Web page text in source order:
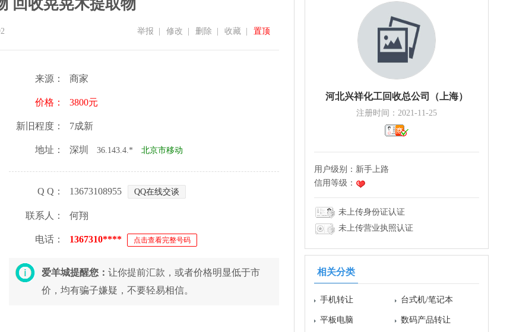
回收晃晃木提取物
置顶
收藏
删除
修改
举报
来源： 商家
价格： 3800元
新旧程度： 7成新
地址： 深圳 36.143.4.* 北京市移动
Q Q： 13673108955 QQ在线交谈
联系人： 何翔
电话： 1367310**** 点击查看完整号码
爱羊城提醒您： 让你提前汇款，或者价格明显低于市
价，均有骗子嫌疑，不要轻易相信。
河北兴祥化工回收总公司（上海）
注册时间：2021-11-25
用户级别： 新手上路
信用等级：
未上传身份证认证
未上传营业执照认证
相关分类
手机转让 台式机/笔记本
平板电脑 数码产品转让